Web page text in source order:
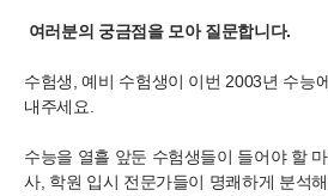
여러분의 궁금점을 모아 질문합니다.
수험생, 예비 수험생이 이번 2003년 수능
내주세요.
수능을 열흘 앞둔 수험생들이 들어야 할
사, 학원 입시 전문가들이 명쾌하게 분석해